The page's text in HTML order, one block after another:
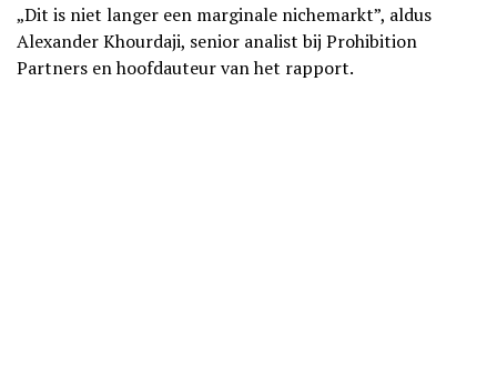
„Dit is niet langer een marginale nichemarkt”, aldus
Alexander Khourdaji, senior analist bij Prohibition
Partners en hoofdauteur van het rapport.